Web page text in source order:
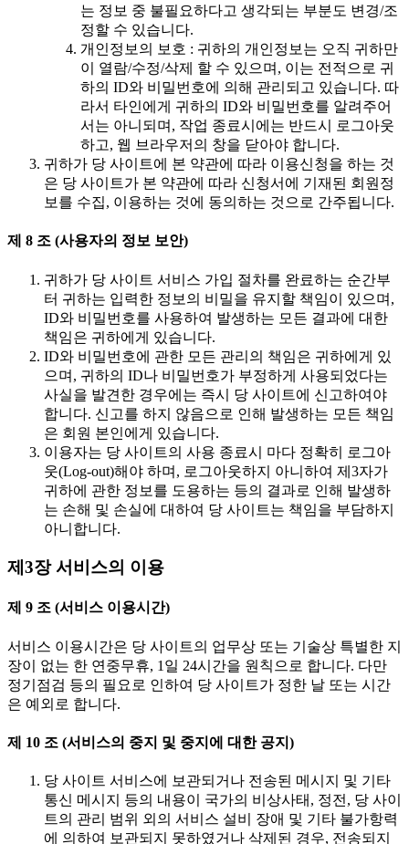
는 정보 중 불필요하다고 생각되는 부분도 변경/조
정할 수 있습니다.
개인정보의 보호 : 귀하의 개인정보는 오직 귀하만
이 열람/수정/삭제 할 수 있으며, 이는 전적으로 귀
하의 ID와 비밀번호에 의해 관리되고 있습니다. 따
라서 타인에게 귀하의 ID와 비밀번호를 알려주어
서는 아니되며, 작업 종료시에는 반드시 로그아웃
하고, 웹 브라우저의 창을 닫아야 합니다.
귀하가 당 사이트에 본 약관에 따라 이용신청을 하는 것
은 당 사이트가 본 약관에 따라 신청서에 기재된 회원정
보를 수집, 이용하는 것에 동의하는 것으로 간주됩니다.
제 8 조 (사용자의 정보 보안)
귀하가 당 사이트 서비스 가입 절차를 완료하는 순간부
터 귀하는 입력한 정보의 비밀을 유지할 책임이 있으며,
ID와 비밀번호를 사용하여 발생하는 모든 결과에 대한
책임은 귀하에게 있습니다.
ID와 비밀번호에 관한 모든 관리의 책임은 귀하에게 있
으며, 귀하의 ID나 비밀번호가 부정하게 사용되었다는
사실을 발견한 경우에는 즉시 당 사이트에 신고하여야
합니다. 신고를 하지 않음으로 인해 발생하는 모든 책임
은 회원 본인에게 있습니다.
이용자는 당 사이트의 사용 종료시 마다 정확히 로그아
웃(Log-out)해야 하며, 로그아웃하지 아니하여 제3자가
귀하에 관한 정보를 도용하는 등의 결과로 인해 발생하
는 손해 및 손실에 대하여 당 사이트는 책임을 부담하지
아니합니다.
제3장 서비스의 이용
제 9 조 (서비스 이용시간)
서비스 이용시간은 당 사이트의 업무상 또는 기술상 특별한 지
장이 없는 한 연중무휴, 1일 24시간을 원칙으로 합니다. 다만
정기점검 등의 필요로 인하여 당 사이트가 정한 날 또는 시간
은 예외로 합니다.
제 10 조 (서비스의 중지 및 중지에 대한 공지)
당 사이트 서비스에 보관되거나 전송된 메시지 및 기타
통신 메시지 등의 내용이 국가의 비상사태, 정전, 당 사이
트의 관리 범위 외의 서비스 설비 장애 및 기타 불가항력
에 의하여 보관되지 못하였거나 삭제된 경우, 전송되지